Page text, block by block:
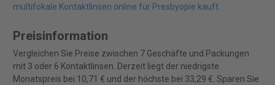
multifokale Kontaktlinsen online für Presbyopie kauft.
Preisinformation
Vergleichen Sie Preise zwischen 7 Geschäfte und Packungen
mit 3 oder 6 Kontaktlinsen. Derzeit liegt der niedrigste
Monatspreis bei 10,71 € und der höchste bei 33,29 €. Sparen Sie